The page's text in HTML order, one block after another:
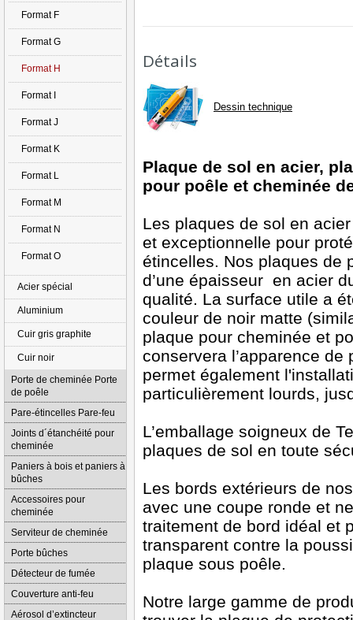
Détails
Dessin technique
Plaque de sol en acier,
pour poêle et cheminée
Les plaques de sol en
et exceptionnelle pour
étincelles. Nos plaques de
d’une épaisseur en acier
qualité. La surface utile a
couleur de noir matte
plaque pour cheminée et
conservera l’apparence
permet également
particulièrement lourds,
L’emballage soigneux de
plaques de sol en toute
Les bords extérieurs de
avec une coupe ronde et
traitement de bord idéal et
transparent contre la
plaque sous poêle.
Notre large gamme de
Format F
Format G
Format H
Format I
Format J
Format K
Format L
Format M
Format N
Format O
Acier spécial
Aluminium
Cuir gris graphite
Cuir noir
Porte de cheminée Porte
de poêle
Pare-étincelles Pare-feu
Joints d´étanchéité pour
cheminée
Paniers à bois et paniers à
bûches
Accessoires pour
cheminée
Serviteur de cheminée
Porte bûches
Détecteur de fumée
Couverture anti-feu
Aérosol d’extincteur